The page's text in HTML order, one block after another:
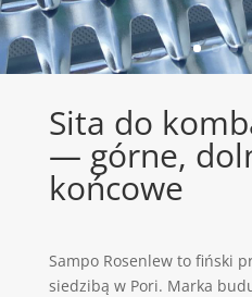
Sita do
— górne,
końcowe
Sampo Rosenlew to fiński
siedzibą w Pori. Marka